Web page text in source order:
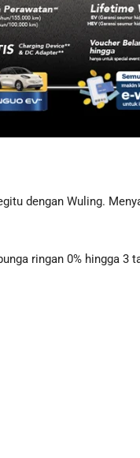
dengan Wuling.
ringan 0% hingga 3